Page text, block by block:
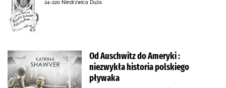
24-220 Niedrzwica Duża
Od Auschwitz do Ameryki :
niezwykła historia polskiego
pływaka